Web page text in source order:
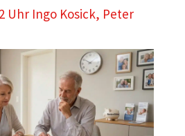
Uhr Ingo Kosick, Peter